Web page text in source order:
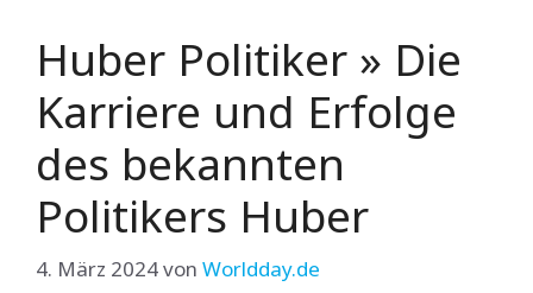
Huber Politiker » Die
Karriere und Erfolge
des bekannten
Politikers Huber
4. März 2024von Worldday.de